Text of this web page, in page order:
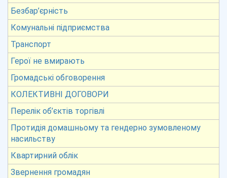
Безбар’єрність
Комунальні підприємства
Транспорт
Герої не вмирають
Громадські обговорення
КОЛЕКТИВНІ ДОГОВОРИ
Перелік об’єктів торгівлі
Протидія домашньому та гендерно зумовленому
насильству
Квартирний облік
Звернення громадян